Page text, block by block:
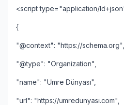
<script type="application/
{
"@context": "https://schema.org",
"@type": "Organization",
"name": "Umre Dünyası",
"url": "https://umredunyasi.com",